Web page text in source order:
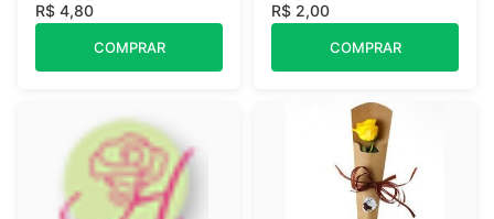
R$ 4,80
COMPRAR
R$ 2,00
COMPRAR